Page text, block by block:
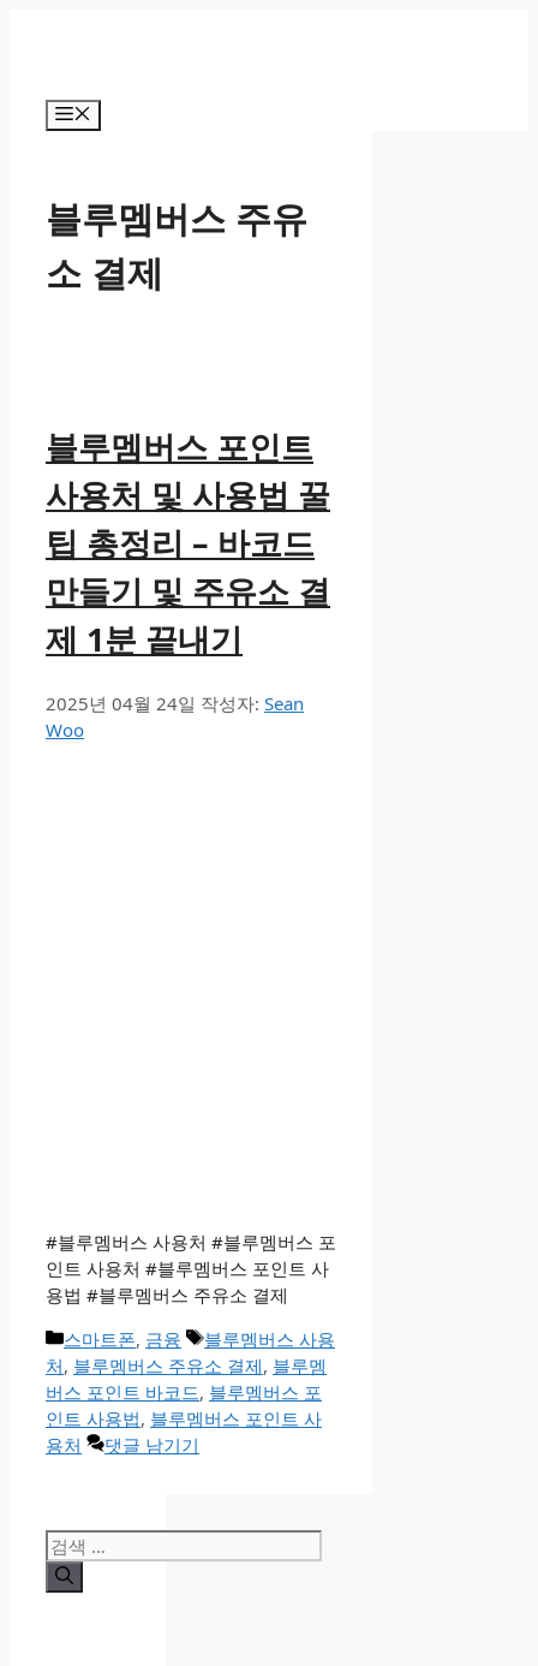
블루멤버스 주유
소 결제
블루멤버스 포인트
사용처 및 사용법 꿀
팁 총정리 – 바코드
만들기 및 주유소 결
제 1분 끝내기
2025년 04월 24일 작성자: Sean
Woo
#블루멤버스 사용처 #블루멤버스 포
인트 사용처 #블루멤버스 포인트 사
용법 #블루멤버스 주유소 결제
카
테
고
리
스마트폰, 금융
태
그
블루멤버스 사용
처, 블루멤버스 주유소 결제, 블루멤
버스 포인트 바코드, 블루멤버스 포
인트 사용법, 블루멤버스 포인트 사
용처
댓글 남기기
검
색: